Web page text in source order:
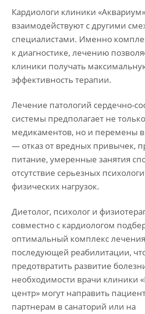
Кардиологи клиники
взаимодействуют с другими
специалистами. Именно
к диагностике, лечению
клиники получать
эффективность терапии.
Лечение патологий сердечно-
системы предполагает не
медикаментов, но и перемены
— отказ от вредных привычек,
питание, умеренные занятия
отсутствие серьезных
физических нагрузок.
Диетолог, психолог и
совместно с кардиологом
оптимальный комплекс
последующей реабилитации,
предотвратить развитие
необходимости врачи клиники
центр» могут направить
партнерам в санаторий или на